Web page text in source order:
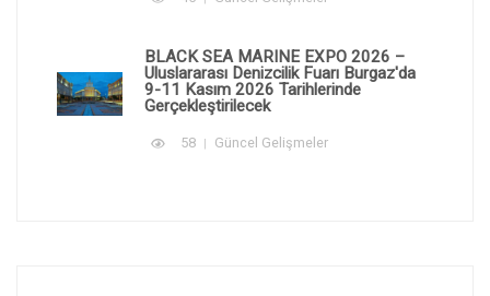
BLACK SEA MARINE EXPO 2026 –
Uluslararası Denizcilik Fuarı Burgaz'da
9-11 Kasım 2026 Tarihlerinde
Gerçekleştirilecek
58 Güncel Gelişmeler